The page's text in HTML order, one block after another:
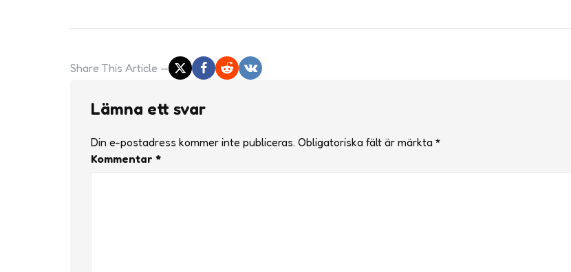
Share This Article
Lämna ett svar
Din e-postadress kommer inte publiceras. Obligatoriska fält är märkta *
Kommentar *